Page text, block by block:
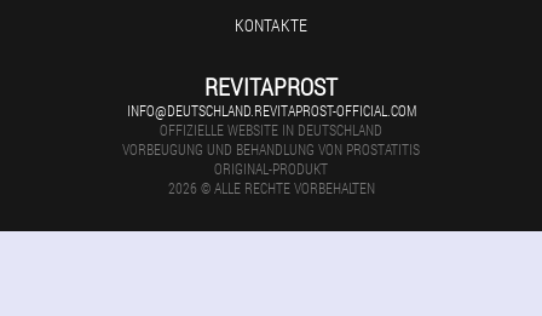
KONTAKTE
REVITAPROST
INFO@DEUTSCHLAND.REVITAPROST-OFFICIAL.COM
OFFIZIELLE WEBSITE IN DEUTSCHLAND
VORBEUGUNG UND BEHANDLUNG VON PROSTATITIS
ORIGINAL-PRODUKT
2026 © ALLE RECHTE VORBEHALTEN